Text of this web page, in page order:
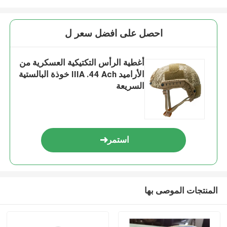
احصل على افضل سعر ل
أغطية الرأس التكتيكية العسكرية من
الأراميد IIIA .44 Ach خوذة البالستية
السريعة
استمر
المنتجات الموصى بها